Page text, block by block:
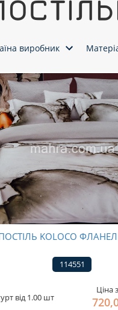
виробник
KOLOCO
114551
від 1.00 шт
Ціна